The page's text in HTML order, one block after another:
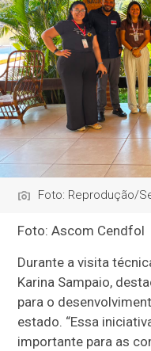
Foto: Reprodução/
Foto: Ascom Cendfol
Durante a visita
Karina Sampaio,
para o
estado. “Essa
importante para as